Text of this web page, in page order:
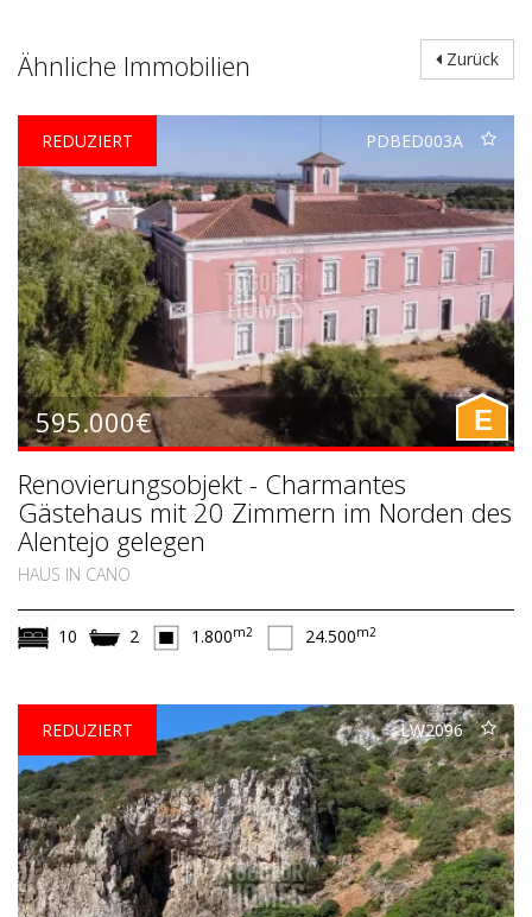
Zurück
Ähnliche Immobilien
PDBED003A
595.000€
REDUZIERT
E
Renovierungsobjekt - Charmantes
Gästehaus mit 20 Zimmern im Norden des
Alentejo gelegen
HAUS IN CANO
10 2 1.800m2 24.500m2
LW2096
REDUZIERT